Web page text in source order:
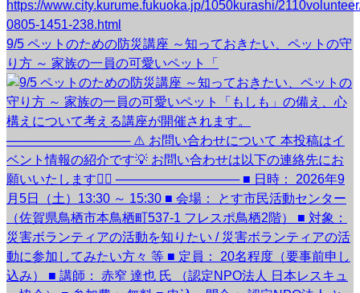
9/5 ペットのための防災講座 ～知っておきたい、ペットの守
り方 ～ 家族の一員の可愛いペット「